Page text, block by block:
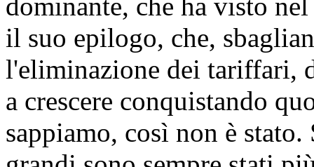
il suo epilogo, che,
l'eliminazione dei tariffari,
a crescere conquistando
sappiamo, così non è